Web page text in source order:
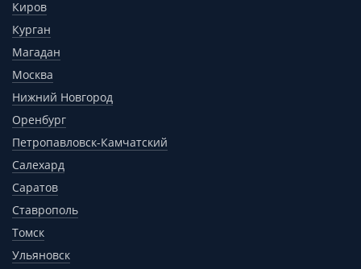
Киров
Курган
Магадан
Москва
Нижний Новгород
Оренбург
Петропавловск-Камчатский
Салехард
Саратов
Ставрополь
Томск
Ульяновск